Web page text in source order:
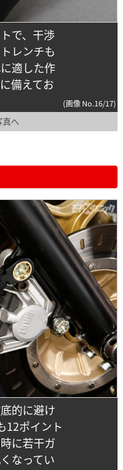
で、干渉
レンチも
適した作
備えてお
(画像 No.16/17)
真へ
的に避け
12ポイント
に若干ガ
なってい